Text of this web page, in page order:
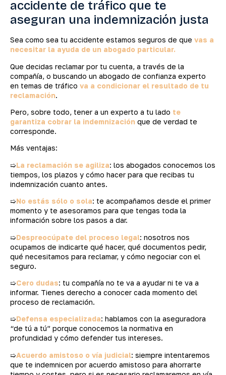
accidente de tráfico que te
aseguran una indemnización justa
Sea como sea tu accidente estamos seguros de que vas a
necesitar la ayuda de un abogado particular.
Que decidas reclamar por tu cuenta, a través de la
compañía, o buscando un abogado de confianza experto
en temas de tráfico va a condicionar el resultado de tu
reclamación.
Pero, sobre todo, tener a un experto a tu lado te
garantiza cobrar la indemnización que de verdad te
corresponde.
Más ventajas:
➯La reclamación se agiliza: los abogados conocemos los
tiempos, los plazos y cómo hacer para que recibas tu
indemnización cuanto antes.
➯No estás sólo o sola: te acompañamos desde el primer
momento y te asesoramos para que tengas toda la
información sobre los pasos a dar.
➯Despreocúpate del proceso legal: nosotros nos
ocupamos de indicarte qué hacer, qué documentos pedir,
qué necesitamos para reclamar, y cómo negociar con el
seguro.
➯Cero dudas: tu compañía no te va a ayudar ni te va a
informar. Tienes derecho a conocer cada momento del
proceso de reclamación.
➯Defensa especializada: hablamos con la aseguradora
“de tú a tú” porque conocemos la normativa en
profundidad y cómo defender tus intereses.
➯Acuerdo amistoso o vía judicial: siempre intentaremos
que te indemnicen por acuerdo amistoso para ahorrarte